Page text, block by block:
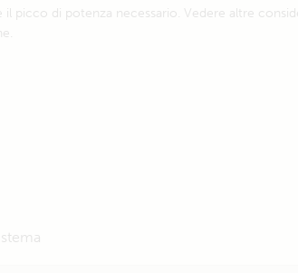
il picco di potenza necessario. Vedere altre